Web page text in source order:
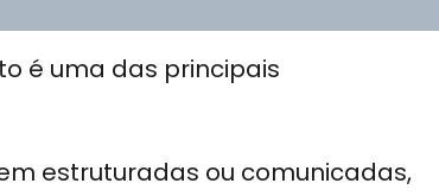
é uma das principais
estruturadas ou comunicadas,